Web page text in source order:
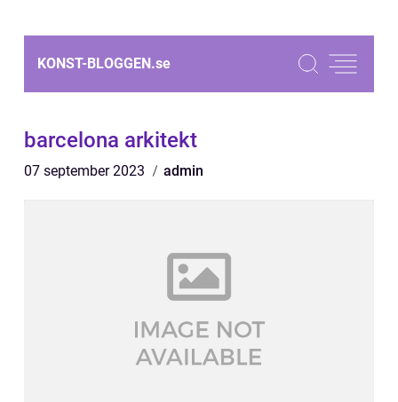
KONST-BLOGGEN.se
barcelona arkitekt
07 september 2023 admin